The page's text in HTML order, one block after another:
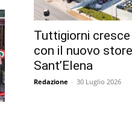
Tuttigiorni
con il nuovo
Sant’Elena
Redazione - 30 Luglio 2026